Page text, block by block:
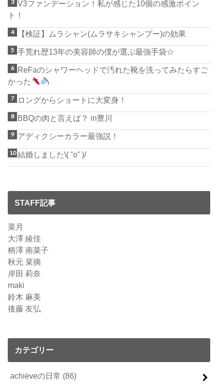
V3ファンデーション！私が感じた10個の感激ポイン
ト！
【検証】ムラシャン(ムラサキシャンプー)の効果
手荒れ歴13年の美容師の僕が選ぶ最強手袋☆
ReFaのシャワーヘッドで汚れた靴を洗ってみたらすご
かった
ロングからショートに大変身！
BBQの肉と言えば？ in豊川
アディクシーカラー最強説！
結婚しました\( ˆoˆ )/
STAFF記事
菜月
大澤 綾佳
柄澤 南菜子
秋元 菜摘
岸田 莉奈
maki
鈴木 麻美
後藤 友弘
カテゴリー
achieveの日常 (86)